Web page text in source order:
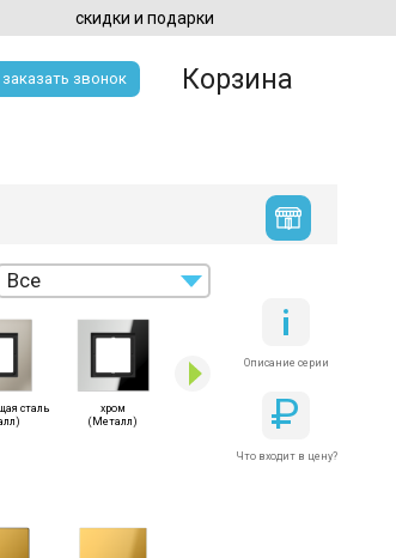
скидки и подарки
заказать звонок Корзина
Все
Стекло
сталь
хром
(Металл)
Описание серии
Р
Что входит в цену?